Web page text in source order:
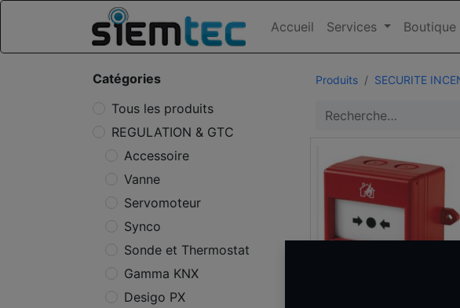
Accueil Services Boutique
Catégories
Tous les produits
REGULATION & GTC
Accessoire
Vanne
Servomoteur
Synco
Sonde et Thermostat
Gamma KNX
Desigo PX
Produits SECURITE